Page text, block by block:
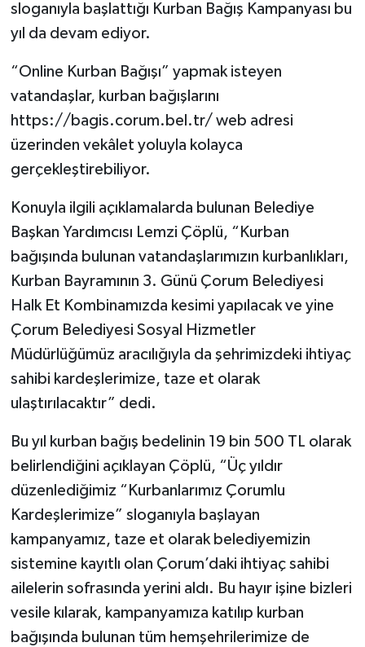
sloganıyla başlattığı Kurban Bağış Kampanyası bu
yıl da devam ediyor.
“Online Kurban Bağışı” yapmak isteyen
vatandaşlar, kurban bağışlarını
https://bagis.corum.bel.tr/ web adresi
üzerinden vekâlet yoluyla kolayca
gerçekleştirebiliyor.
Konuyla ilgili açıklamalarda bulunan Belediye
Başkan Yardımcısı Lemzi Çöplü, “Kurban
bağışında bulunan vatandaşlarımızın kurbanlıkları,
Kurban Bayramının 3. Günü Çorum Belediyesi
Halk Et Kombinamızda kesimi yapılacak ve yine
Çorum Belediyesi Sosyal Hizmetler
Müdürlüğümüz aracılığıyla da şehrimizdeki ihtiyaç
sahibi kardeşlerimize, taze et olarak
ulaştırılacaktır” dedi.
Bu yıl kurban bağış bedelinin 19 bin 500 TL olarak
belirlendiğini açıklayan Çöplü, “Üç yıldır
düzenlediğimiz “Kurbanlarımız Çorumlu
Kardeşlerimize” sloganıyla başlayan
kampanyamız, taze et olarak belediyemizin
sistemine kayıtlı olan Çorum’daki ihtiyaç sahibi
ailelerin sofrasında yerini aldı. Bu hayır işine bizleri
vesile kılarak, kampanyamıza katılıp kurban
bağışında bulunan tüm hemşehrilerimize de